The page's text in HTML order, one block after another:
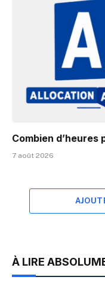
Combien d’heures
7 août 2026
À LIRE